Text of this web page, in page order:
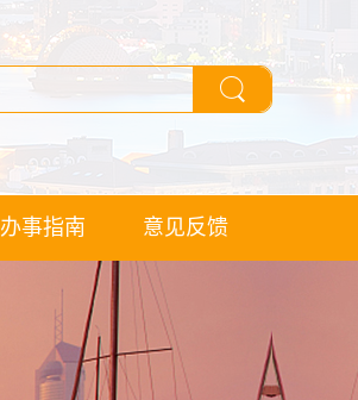
办事指南 意见反馈